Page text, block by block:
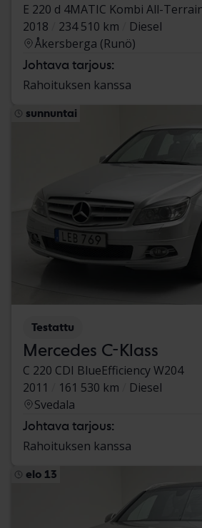
E 220 d 4MATIC Kombi All-
2018
234 510 km
Diesel
Åkersberga (Runö)
Johtava tarjous:
Rahoituksen kanssa
sunnuntai
Testattu
Mercedes C-Klass
C 220 CDI BlueEfficiency W204
2011
161 530 km
Diesel
Svedala
Johtava tarjous:
Rahoituksen kanssa
elo 13